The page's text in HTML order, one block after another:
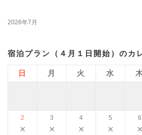
2026年7月
宿泊プラン（４月１日開始）のカ
日 月 火 水
2
×
3
×
4
×
5
×
6
×